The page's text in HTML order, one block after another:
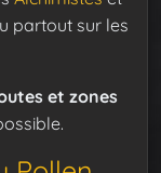
partout sur les
et zones